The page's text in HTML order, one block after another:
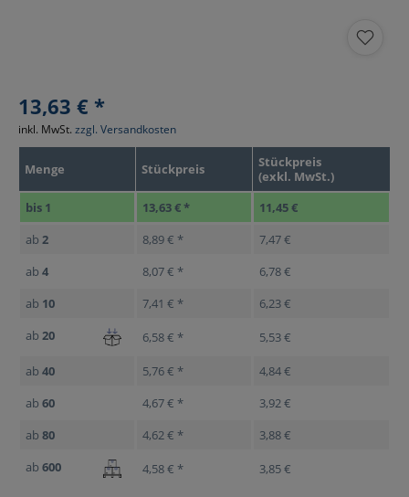
13,63 € *
Menge Stückpreis
Stückpreis
(exkl. MwSt.)
bis 1 13,63 € *
11,45 €
ab 2 8,89 € *
7,47 €
ab 4 8,07 € *
6,78 €
ab 10 7,41 € *
6,23 €
ab 20 6,58 € * 5,53 €
ab 40 5,76 € *
4,84 €
ab 60 4,67 € *
3,92 €
ab 80 4,62 € *
3,88 €
ab 600 4,58 € * 3,85 €
inkl. MwSt. zzgl. Versandkosten